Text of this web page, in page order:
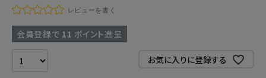
レビューを書く
会員登録で 11 ポイント進呈
お気に入りに登録する